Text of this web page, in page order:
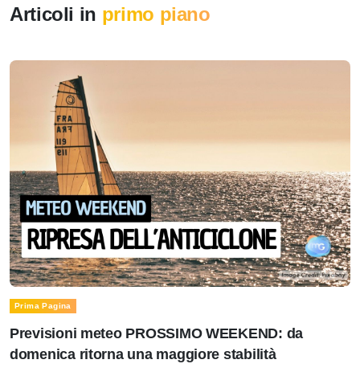
Articoli in primo piano
Prima Pagina
Previsioni meteo PROSSIMO WEEKEND: da
domenica ritorna una maggiore stabilità